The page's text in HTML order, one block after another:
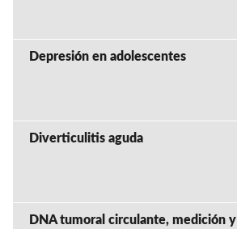
Depresión en adolescentes
Diverticulitis aguda
DNA tumoral circulante, medición y